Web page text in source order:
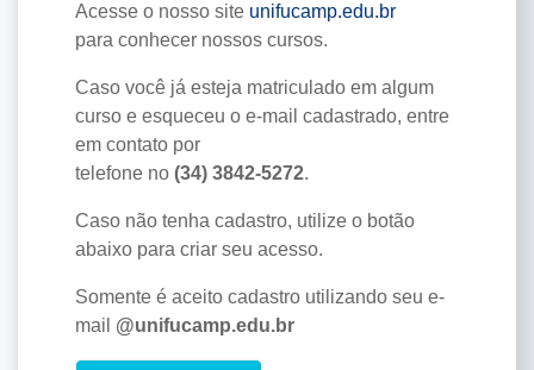
Acesse o nosso site unifucamp.edu.br
para conhecer nossos cursos.
Caso você já esteja matriculado em algum
curso e esqueceu o e-mail cadastrado, entre
em contato por
telefone no (34) 3842-5272.
Caso não tenha cadastro, utilize o botão
abaixo para criar seu acesso.
Somente é aceito cadastro utilizando seu e-
mail @unifucamp.edu.br